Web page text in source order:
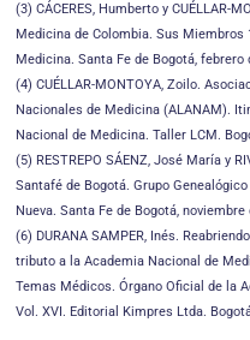
(3) CÁCERES, Humberto y CUÉLLAR-
Medicina de Colombia. Sus
Medicina. Santa Fe de Bogotá, febrero
(4) CUÉLLAR-MONTOYA, Zoilo.
Nacionales de Medicina (ALANAM).
Nacional de Medicina. Taller LCM.
(5) RESTREPO SÁENZ, José María y
Santafé de Bogotá. Grupo
Nueva. Santa Fe de Bogotá, noviembre
(6) DURANA SAMPER, Inés.
tributo a la Academia Nacional de
Temas Médicos. Órgano Oficial de la
Vol. XVI. Editorial Kimpres Ltda.